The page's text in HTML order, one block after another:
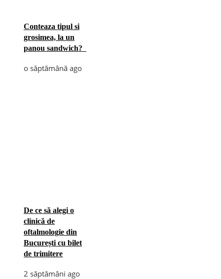
Conteaza tipul si
grosimea, la un
panou sandwich?
o săptămână ago
De ce să alegi o
clinică de
oftalmologie din
București cu bilet
de trimitere
2 săptămâni ago